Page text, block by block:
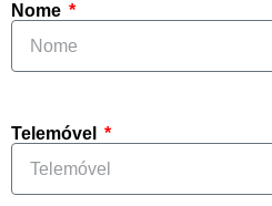
Nome
Telemóvel